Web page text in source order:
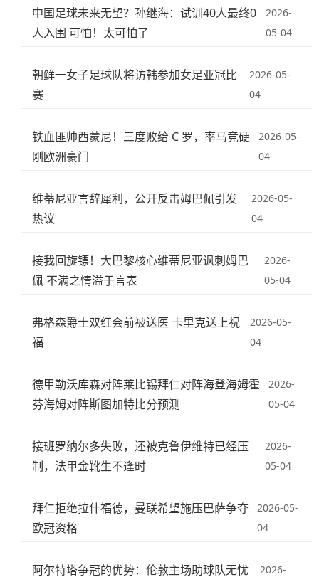
中国足球未来无望？孙继海：试训40人最终0
人入围 可怕！太可怕了
2026-
05-04
朝鲜一女子足球队将访韩参加女足亚冠比
赛
2026-05-
04
铁血匪帅西蒙尼！三度败给 C 罗，率马竞硬
刚欧洲豪门
2026-05-
04
维蒂尼亚言辞犀利，公开反击姆巴佩引发
热议
2026-05-
04
接我回旋镖！大巴黎核心维蒂尼亚讽刺姆巴
佩 不满之情溢于言表
2026-
05-04
弗格森爵士双红会前被送医 卡里克送上祝
福
2026-05-
04
德甲勒沃库森对阵莱比锡拜仁对阵海登海姆霍
芬海姆对阵斯图加特比分预测
2026-
05-04
接班罗纳尔多失败，还被克鲁伊维特已经压
制，法甲金靴生不逢时
2026-
05-04
拜仁拒绝拉什福德，曼联希望施压巴萨争夺
欧冠资格
2026-05-
04
阿尔特塔争冠的优势：伦敦主场助球队无忧 2026-